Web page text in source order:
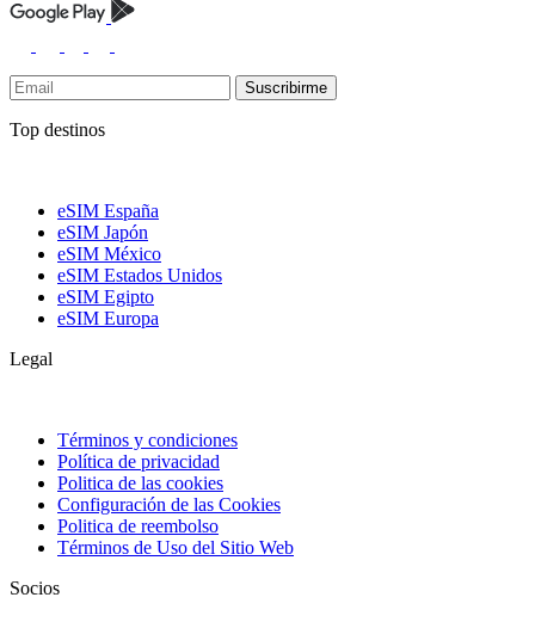
Suscribirme
Top destinos
eSIM España
eSIM Japón
eSIM México
eSIM Estados Unidos
eSIM Egipto
eSIM Europa
Legal
Términos y condiciones
Política de privacidad
Politica de las cookies
Configuración de las Cookies
Politica de reembolso
Términos de Uso del Sitio Web
Socios